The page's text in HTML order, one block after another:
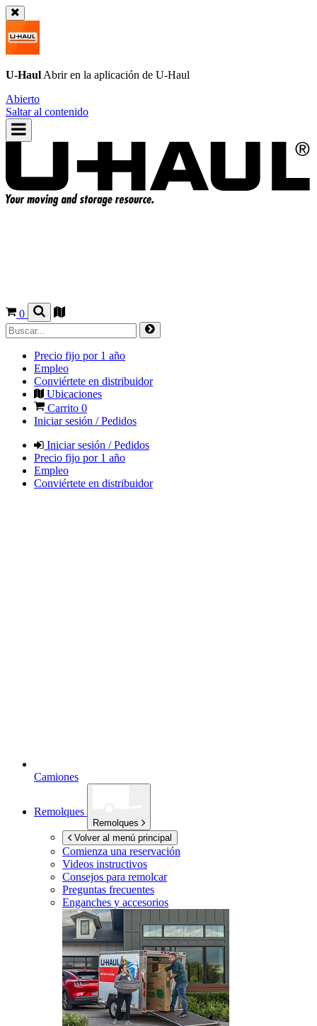
U-Haul Abrir en la aplicación de U-Haul
Abierto
Saltar al contenido
0
Precio fijo por 1 año
Empleo
Conviértete en distribuidor
Ubicaciones
Carrito 0
Iniciar sesión / Pedidos
Iniciar sesión / Pedidos
Precio fijo por 1 año
Empleo
Conviértete en distribuidor
Camiones
Remolques
Remolques
Volver al menú principal
Comienza una reservación
Videos instructivos
Consejos para remolcar
Preguntas frecuentes
Enganches y accesorios